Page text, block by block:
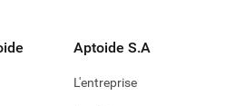
Aptoide S.A
L'entreprise